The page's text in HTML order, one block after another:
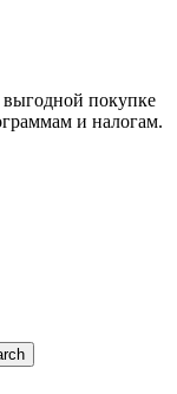
покупке
и налогам.